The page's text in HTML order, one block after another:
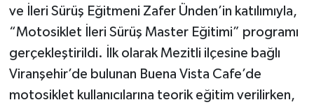
ve İleri Sürüş Eğitmeni Zafer Ünden’in katılımıyla,
“Motosiklet İleri Sürüş Master Eğitimi” programı
gerçekleştirildi. İlk olarak Mezitli ilçesine bağlı
Viranşehir’de bulunan Buena Vista Cafe’de
motosiklet kullanıcılarına teorik eğitim verilirken,